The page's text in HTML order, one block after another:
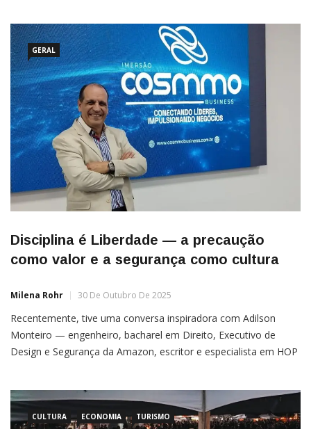
documentos antigos, de vários lugares do mundo. Mas mesmo
[…]
GERAL
Disciplina é Liberdade — a precaução
como valor e a segurança como cultura
Milena Rohr 30 De Outubro De 2025
Recentemente, tive uma conversa inspiradora com Adilson
Monteiro — engenheiro, bacharel em Direito, Executivo de
Design e Segurança da Amazon, escritor e especialista em HOP
gestão de riscos: foi um mergulho na essência do que significa
[…]
CULTURA ECONOMIA TURISMO